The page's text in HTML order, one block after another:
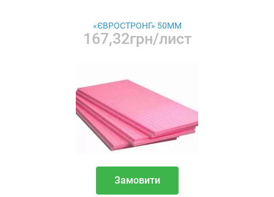
«ЄВРОСТРОНГ» 50ММ
167,32грн/лист
Замовити